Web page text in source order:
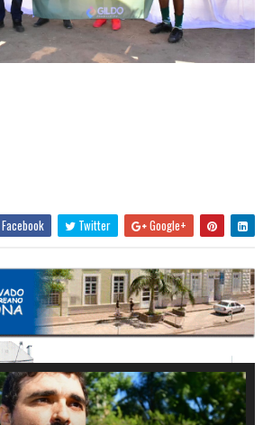
Facebook Twitter Google+